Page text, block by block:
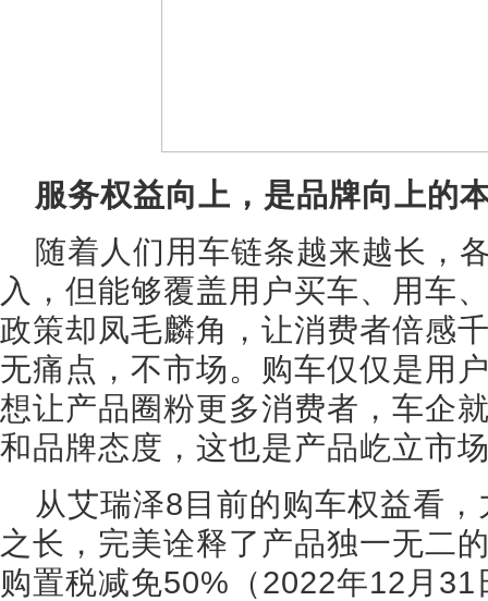
服务权益向上，是品牌向上的
随着人们用车链条越来越长，
入，但能够覆盖用户买车、用车
政策却凤毛麟角，让消费者倍感
无痛点，不市场。购车仅仅是用
想让产品圈粉更多消费者，车企
和品牌态度，这也是产品屹立市
从艾瑞泽8目前的购车权益看
之长，完美诠释了产品独一无二
购置税减免50%（2022年12月